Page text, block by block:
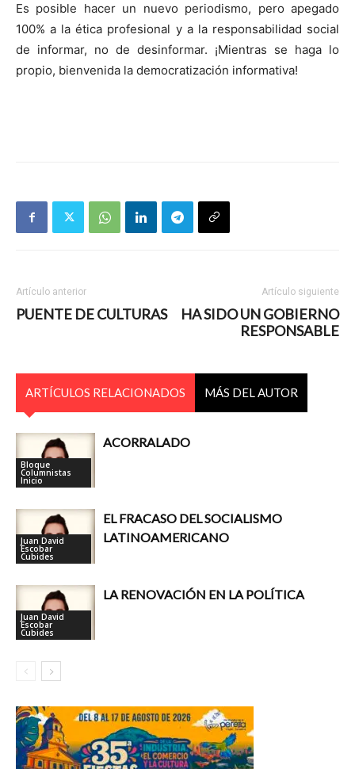
Es posible hacer un nuevo periodismo, pero apegado
100% a la ética profesional y a la responsabilidad social
de informar, no de desinformar. ¡Mientras se haga lo
propio, bienvenida la democratización informativa!
Artículo anterior
PUENTE DE CULTURAS
Artículo siguiente
HA SIDO UN GOBIERNO
RESPONSABLE
ARTÍCULOS RELACIONADOS MÁS DEL AUTOR
Bloque
Columnistas
Inicio
ACORRALADO
Juan David
Escobar
Cubides
EL FRACASO DEL SOCIALISMO
LATINOAMERICANO
Juan David
Escobar
Cubides
LA RENOVACIÓN EN LA POLÍTICA